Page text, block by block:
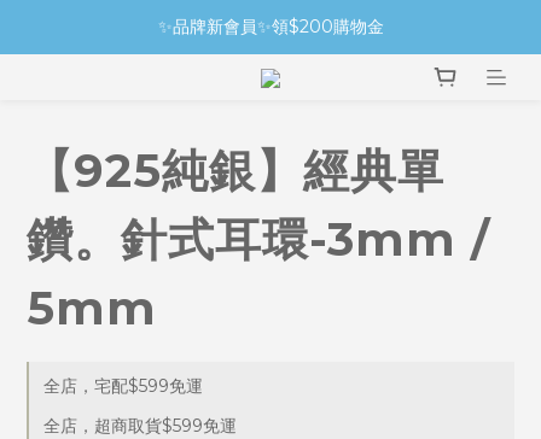
✨品牌新會員✨領$200購物金
【925純銀】經典單
鑽。針式耳環-3mm /
5mm
全店，宅配$599免運
全店，超商取貨$599免運